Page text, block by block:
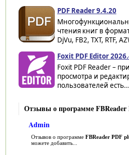
PDF Reader 9.4.20
чтения книг в
DjVu, FB2, TXT, RTF,
Foxit PDF Editor
Foxit PDF Reader –
просмотра и
пользователей есть...
Отзывы о программе
Admin
Отзывов о программе FBReader PDF
можете добавить...